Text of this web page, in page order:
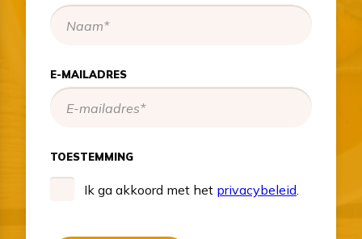
E-MAILADRES
TOESTEMMING
Ik ga akkoord met het privacybeleid.